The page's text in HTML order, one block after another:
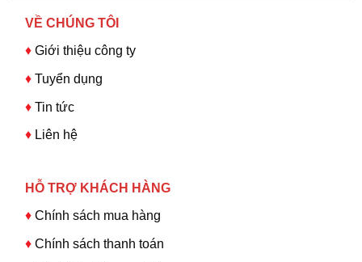
VỀ CHÚNG TÔI
♦ Giới thiệu công ty
♦Tuyển dụng
♦ Tin tức
♦ Liên hệ
HỖ TRỢ KHÁCH HÀNG
♦Chính sách mua hàng
♦ Chính sách thanh toán